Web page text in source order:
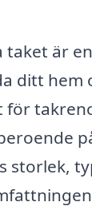
taket är
ditt hem
för
storlek,